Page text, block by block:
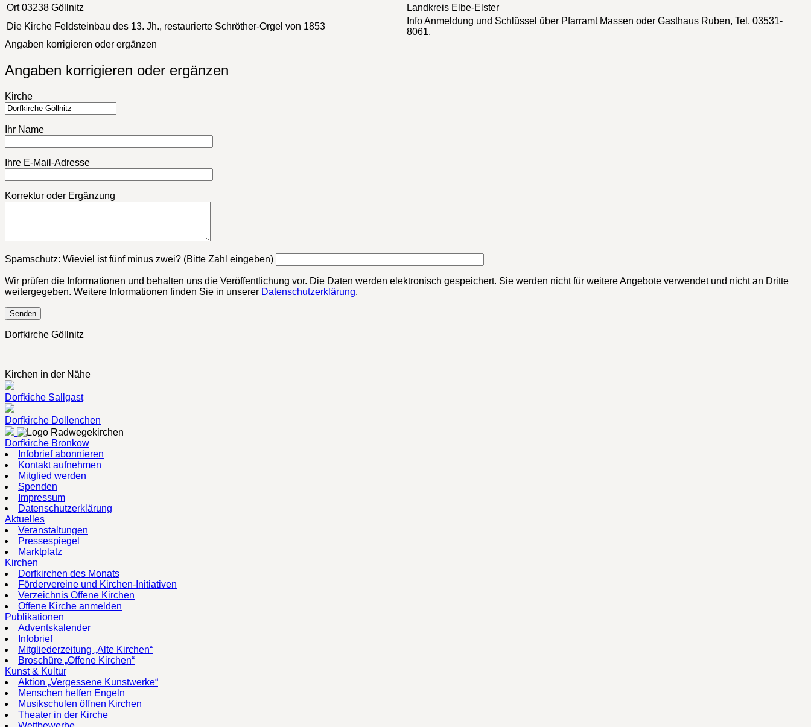
Ort03238 Göllnitz Landkreis Elbe-Elster
Die Kirche Feldsteinbau des 13. Jh., restaurierte Schröther-Orgel von 1853
InfoAnmeldung und Schlüssel über Pfarramt Massen oder Gasthaus Ruben, Tel. 03531-
8061.
Angaben korrigieren oder ergänzen
Angaben korrigieren oder ergänzen
Kirche
Ihr Name
Ihre E-Mail-Adresse
Korrektur oder Ergänzung
Bitte lasse dieses Feld leer.
Spamschutz: Wieviel ist fünf minus zwei? (Bitte Zahl eingeben)
Wir prüfen die Informationen und behalten uns die Veröffentlichung vor. Die Daten werden elektronisch gespeichert. Sie werden nicht für weitere Angebote verwendet und nicht an Dritte
weitergegeben. Weitere Informationen finden Sie in unserer Datenschutzerklärung.
Dorfkirche Göllnitz
Kirchen in der Nähe
Dorfkiche Sallgast
Dorfkirche Dollenchen
Dorfkirche Bronkow
Infobrief abonnieren
Kontakt aufnehmen
Mitglied werden
Spenden
Impressum
Datenschutzerklärung
Aktuelles
Veranstaltungen
Pressespiegel
Marktplatz
Kirchen
Dorfkirchen des Monats
Fördervereine und Kirchen-Initiativen
Verzeichnis Offene Kirchen
Offene Kirche anmelden
Publikationen
Adventskalender
Infobrief
Mitgliederzeitung „Alte Kirchen“
Broschüre „Offene Kirchen“
Kunst & Kultur
Aktion „Vergessene Kunstwerke“
Menschen helfen Engeln
Musikschulen öffnen Kirchen
Theater in der Kirche